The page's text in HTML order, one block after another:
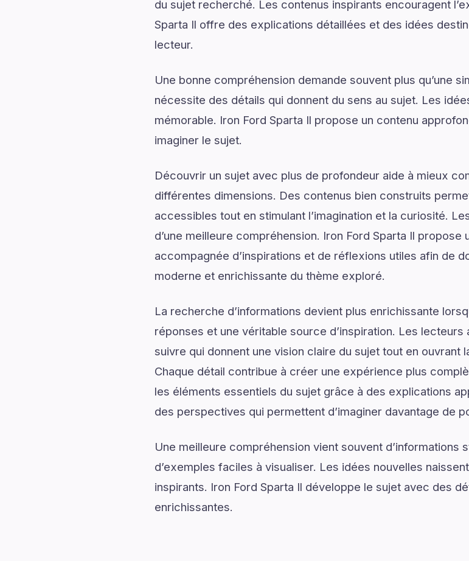
du sujet recherché. Les contenus inspirants encouragent
Sparta Il offre des explications détaillées et des idées
lecteur.
Une bonne compréhension demande souvent plus qu’une
nécessite des détails qui donnent du sens au sujet. Les
mémorable. Iron Ford Sparta Il propose un contenu
imaginer le sujet.
Découvrir un sujet avec plus de profondeur aide à mieux
différentes dimensions. Des contenus bien construits
accessibles tout en stimulant l’imagination et la curiosité.
d’une meilleure compréhension. Iron Ford Sparta Il propose
accompagnée d’inspirations et de réflexions utiles afin de
moderne et enrichissante du thème exploré.
La recherche d’informations devient plus enrichissante
réponses et une véritable source d’inspiration. Les
suivre qui donnent une vision claire du sujet tout en ouvrant
Chaque détail contribue à créer une expérience plus
les éléments essentiels du sujet grâce à des explications
des perspectives qui permettent d’imaginer davantage de
Une meilleure compréhension vient souvent d’informations
d’exemples faciles à visualiser. Les idées nouvelles
inspirants. Iron Ford Sparta Il développe le sujet avec des
enrichissantes.